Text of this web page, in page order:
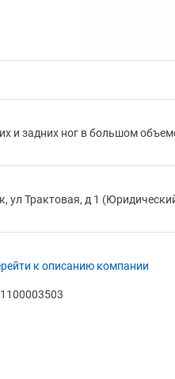
и задних ног в большом
ул Трактовая, д 1
к описанию компании